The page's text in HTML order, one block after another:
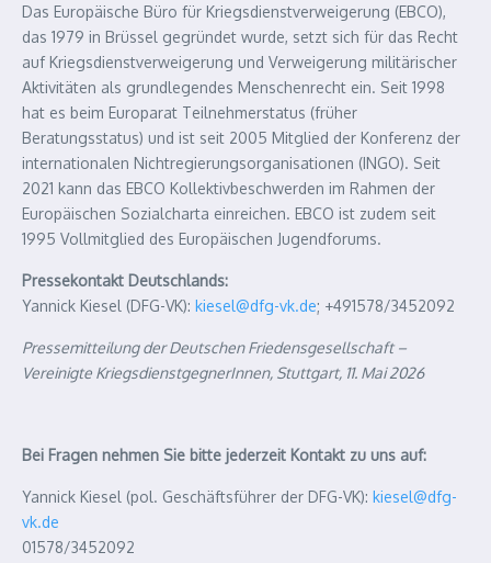
Das Europäische Büro für Kriegsdienstverweigerung (EBCO),
das 1979 in Brüssel gegründet wurde, setzt sich für das Recht
auf Kriegsdienstverweigerung und Verweigerung militärischer
Aktivitäten als grundlegendes Menschenrecht ein. Seit 1998
hat es beim Europarat Teilnehmerstatus (früher
Beratungsstatus) und ist seit 2005 Mitglied der Konferenz der
internationalen Nichtregierungsorganisationen (INGO). Seit
2021 kann das EBCO Kollektivbeschwerden im Rahmen der
Europäischen Sozialcharta einreichen. EBCO ist zudem seit
1995 Vollmitglied des Europäischen Jugendforums.
Pressekontakt Deutschlands:
Yannick Kiesel (DFG-VK): kiesel@dfg-vk.de; +491578/3452092
Pressemitteilung der Deutschen Friedensgesellschaft –
Vereinigte KriegsdienstgegnerInnen, Stuttgart, 11. Mai 2026
Bei Fragen nehmen Sie bitte jederzeit Kontakt zu uns auf:
Yannick Kiesel (pol. Geschäftsführer der DFG-VK): kiesel@dfg-
vk.de
01578/3452092